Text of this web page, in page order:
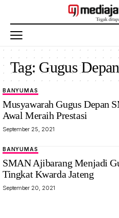
Tag: Gugus Depan
BANYUMAS
Musyawarah Gugus Depan
Awal Meraih Prestasi
September 25, 2021
BANYUMAS
SMAN Ajibarang Menjadi
Tingkat Kwarda Jateng
September 20, 2021